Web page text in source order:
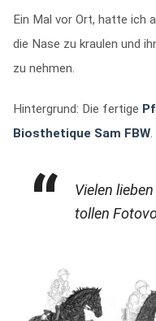
Ein Mal vor Ort, hatte ich
die Nase zu kraulen und
zu nehmen.
Hintergrund: Die fertige
Biosthetique Sam FBW.
Vielen
tollen